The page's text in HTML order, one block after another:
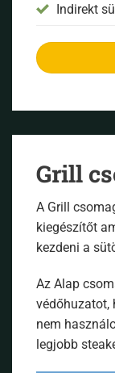
Indirekt
Grill
A Grill
kiegészítőt
kezdeni a
Az Alap
védőhuzatot,
nem
legjobb